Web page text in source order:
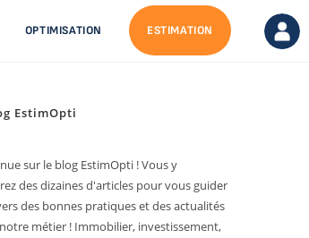
OPTIMISATION ESTIMATION
EstimOpti
sur le blog EstimOpti ! Vous y
des dizaines d'articles pour vous guider
des bonnes pratiques et des actualités
métier ! Immobilier, investissement,